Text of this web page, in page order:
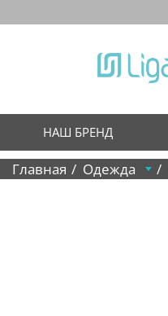
НАШ БРЕНД
Главная Одежда